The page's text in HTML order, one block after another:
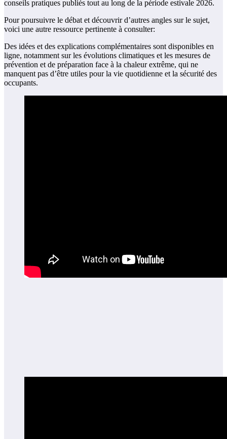
conseils pratiques publiés tout au long de la période estivale 2026.
Pour poursuivre le débat et découvrir d’autres angles sur le sujet,
voici une autre ressource pertinente à consulter:
Des idées et des explications complémentaires sont disponibles en
ligne, notamment sur les évolutions climatiques et les mesures de
prévention et de préparation face à la chaleur extrême, qui ne
manquent pas d’être utiles pour la vie quotidienne et la sécurité des
occupants.